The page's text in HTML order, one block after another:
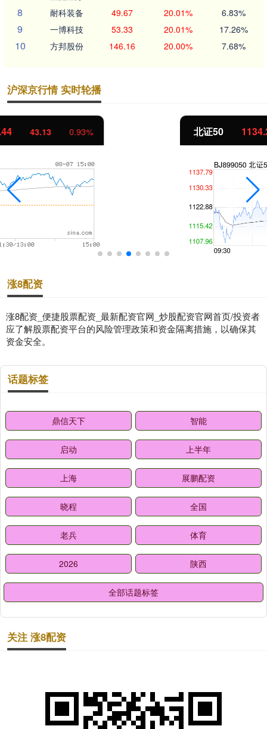
8 耐科装备 49.67 20.01% 6.83%
9 一博科技 53.33 20.01% 17.26%
10 方邦股份 146.16 20.00% 7.68%
沪深京行情 实时轮播
北证50 1.01%
涨8配资
涨8配资_便捷股票配资_最新配资官网_炒股配资官网首页/投资者
应了解股票配资平台的风险管理政策和资金隔离措施，以确保其
资金安全。
话题标签
鼎信天下 智能
启动 上半年
上海 展鹏配资
晓程 全国
老兵 体育
2026 陕西
全部话题标签
关注 涨8配资